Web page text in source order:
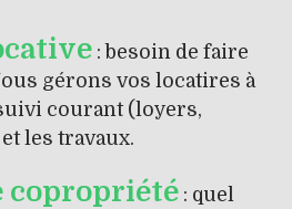
: besoin de faire
gérons vos locatires à
courant (loyers,
les travaux.
copropriété : quel